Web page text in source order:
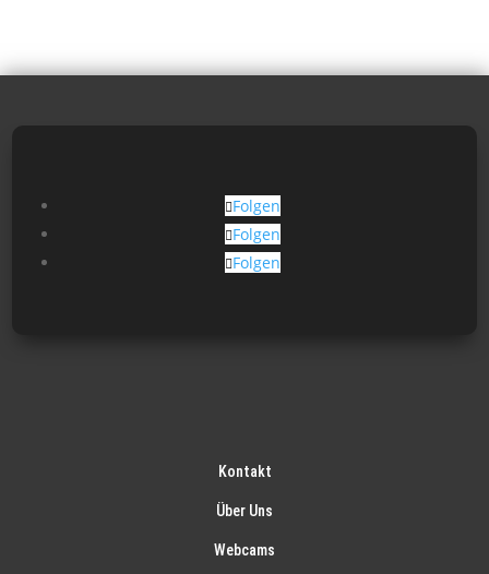
Folgen
Folgen
Folgen
Kontakt
Über Uns
Webcams